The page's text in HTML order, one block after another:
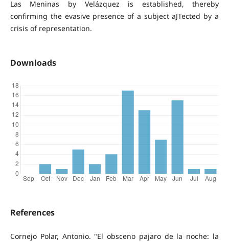
Las Meninas by Velázquez is established, thereby
confirming the evasive presence of a subject aJTected by a
crisis of representation.
Downloads
References
Cornejo Polar, Antonio. "El obsceno pajaro de la noche: la